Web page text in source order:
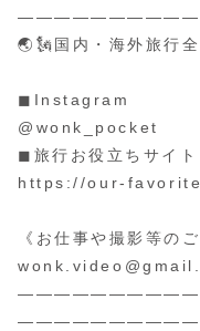
🌏🗽国内・海外旅行
◼︎Instagram
@wonk_pocket
◼︎旅行お役立ちサイト
https://our-
《お仕事や撮影等の